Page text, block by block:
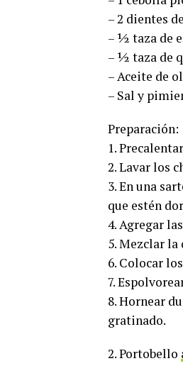
– 2 dientes
– ½ taza de
– ½ taza de
– Aceite de
– Sal y
Preparación:
1.
2. Lavar los
3. En una
que estén
4. Agregar
5. Mezclar
6. Colocar
7.
8. Hornear
gratinado.
2. Portobello